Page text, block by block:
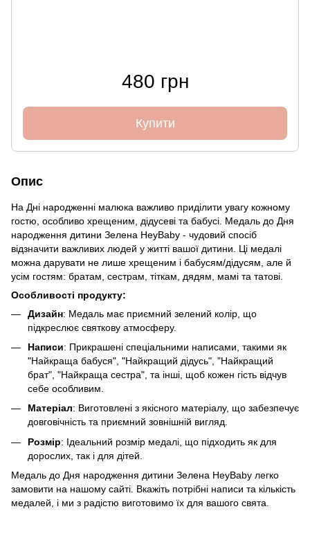
480 грн
Купити
Опис
На Дні народженні малюка важливо приділити увагу кожному
гостю, особливо хрещеним, дідусеві та бабусі. Медаль до Дня
народження дитини Зелена HeyBaby - чудовий спосіб
відзначити важливих людей у житті вашої дитини. Ці медалі
можна дарувати не лише хрещеним і бабусям/дідусям, але й
усім гостям: братам, сестрам, тіткам, дядям, мамі та татові.
Особливості продукту:
Дизайн: Медаль має приємний зелений колір, що
підкреслює святкову атмосферу.
Написи: Прикрашені спеціальними написами, такими як
"Найкраща бабуся", "Найкращий дідусь", "Найкращий
брат", "Найкраща сестра", та інші, щоб кожен гість відчув
себе особливим.
Матеріал: Виготовлені з якісного матеріалу, що забезпечує
довговічність та приємний зовнішній вигляд.
Розмір: Ідеальний розмір медалі, що підходить як для
дорослих, так і для дітей.
Медаль до Дня народження дитини Зелена HeyBaby легко
замовити на нашому сайті. Вкажіть потрібні написи та кількість
медалей, і ми з радістю виготовимо їх для вашого свята.